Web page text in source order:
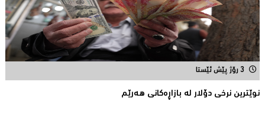
3 رۆژ پێش ئێستا
نوێترین نرخی دۆلار له‌ بازاڕه‌كانی هه‌رێم